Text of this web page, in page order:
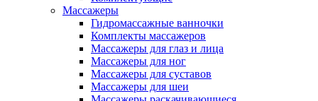
Массажеры
Гидромассажные ванночки
Комплекты массажеров
Массажеры для глаз и лица
Массажеры для ног
Массажеры для суставов
Массажеры для шеи